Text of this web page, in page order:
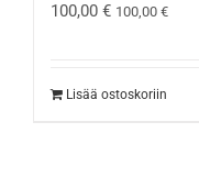
100,00 € 100,00 €
Lisää ostoskoriin